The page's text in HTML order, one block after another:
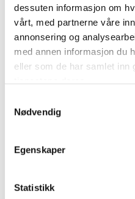
dessuten informasjon om
vårt, med partnerne våre
annonsering og
med annen informasjon du
eller som de har samlet inn
Nødvendig
Egenskaper
Statistikk